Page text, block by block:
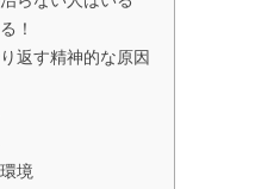
！
返す精神的な原因
境